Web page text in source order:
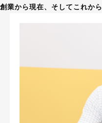
創業から現在、そしてこれから